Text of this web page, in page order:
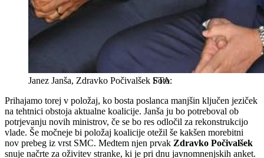
Janez Janša, Zdravko Počivalšek STA
Prihajamo torej v položaj, ko bosta poslanca manjšin ključen jeziček
na tehtnici obstoja aktualne koalicije. Janša ju bo potreboval ob
potrjevanju novih ministrov, če se bo res odločil za rekonstrukcijo
vlade. Še močneje bi položaj koalicije otežil še kakšen morebitni
nov prebeg iz vrst SMC. Medtem njen prvak Zdravko Počivalšek
snuje načrte za oživitev stranke, ki je pri dnu javnomnenjskih anket.